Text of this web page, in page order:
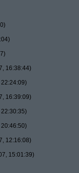
16:38:44)
16:39:09)
12:16:08)
15:01:39)